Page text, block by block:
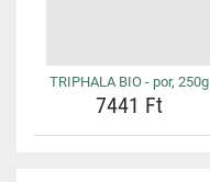
TRIPHALA BIO - por, 250g
7441 Ft